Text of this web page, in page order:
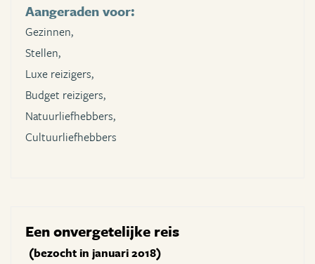
Aangeraden voor:
Gezinnen,
Stellen,
Luxe reizigers,
Budget reizigers,
Natuurliefhebbers,
Cultuurliefhebbers
Een onvergetelijke reis
(bezocht in januari 2018)